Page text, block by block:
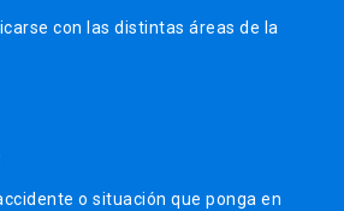
con las distintas áreas de la
o situación que ponga en